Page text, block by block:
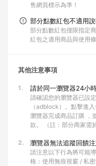
售網頁標示為準！
部分點數紅包不適用
部分點數紅包僅限指定
紅包之適用商品與使用
其他注意事項
1. 請於同一瀏覽器24小
請確認您的瀏覽器已設
（adblock）。點擊進
瀏覽器完成商品訂購 ，
款。 （註：部分商家需
2. 瀏覽器無法追蹤回饋
請注意以下行為將可能
格：使用無痕視窗 / 私